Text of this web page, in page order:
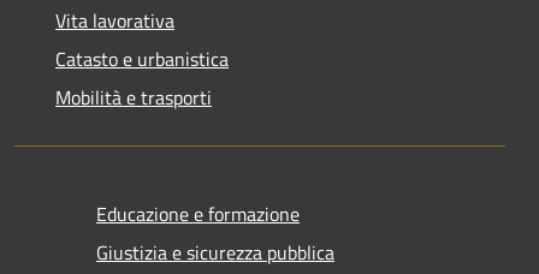
Vita lavorativa
Catasto e urbanistica
Mobilità e trasporti
Educazione e formazione
Giustizia e sicurezza pubblica